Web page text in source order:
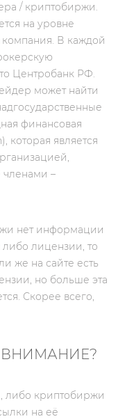
/ криптобиржи.
на уровне
компания. В каждой
Центробанк РФ.
может найти
финансовая
которая является
–
нет информации
либо лицензии, то
же на сайте есть
но больше эта
Скорее всего,
либо криптобиржи
на её